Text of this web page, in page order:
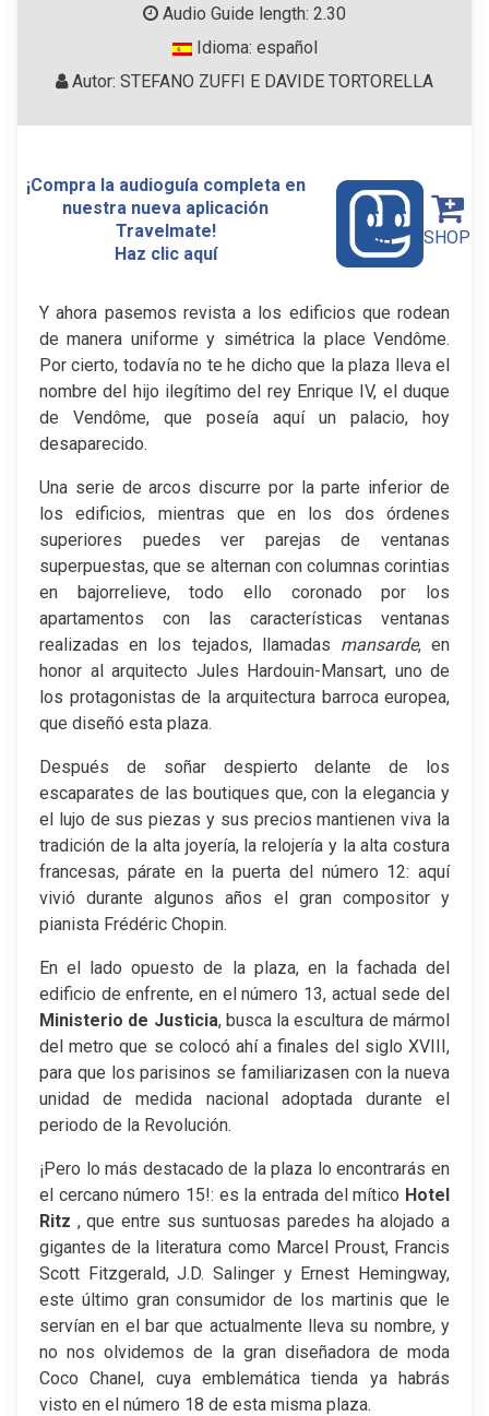
Audio Guide length: 2.30
Idioma: español
Autor: STEFANO ZUFFI E DAVIDE TORTORELLA
¡Compra la audioguía completa en
nuestra nueva aplicación
Travelmate!
Haz clic aquí
SHOP
Y ahora pasemos revista a los edificios que rodean
de manera uniforme y simétrica la place Vendôme.
Por cierto, todavía no te he dicho que la plaza lleva el
nombre del hijo ilegítimo del rey Enrique IV, el duque
de Vendôme, que poseía aquí un palacio, hoy
desaparecido.
Una serie de arcos discurre por la parte inferior de
los edificios, mientras que en los dos órdenes
superiores puedes ver parejas de ventanas
superpuestas, que se alternan con columnas corintias
en bajorrelieve, todo ello coronado por los
apartamentos con las características ventanas
realizadas en los tejados, llamadas mansarde, en
honor al arquitecto Jules Hardouin-Mansart, uno de
los protagonistas de la arquitectura barroca europea,
que diseñó esta plaza.
Después de soñar despierto delante de los
escaparates de las boutiques que, con la elegancia y
el lujo de sus piezas y sus precios mantienen viva la
tradición de la alta joyería, la relojería y la alta costura
francesas, párate en la puerta del número 12: aquí
vivió durante algunos años el gran compositor y
pianista Frédéric Chopin.
En el lado opuesto de la plaza, en la fachada del
edificio de enfrente, en el número 13, actual sede del
Ministerio de Justicia, busca la escultura de mármol
del metro que se colocó ahí a finales del siglo XVIII,
para que los parisinos se familiarizasen con la nueva
unidad de medida nacional adoptada durante el
periodo de la Revolución.
¡Pero lo más destacado de la plaza lo encontrarás en
el cercano número 15!: es la entrada del mítico Hotel
Ritz , que entre sus suntuosas paredes ha alojado a
gigantes de la literatura como Marcel Proust, Francis
Scott Fitzgerald, J.D. Salinger y Ernest Hemingway,
este último gran consumidor de los martinis que le
servían en el bar que actualmente lleva su nombre, y
no nos olvidemos de la gran diseñadora de moda
Coco Chanel, cuya emblemática tienda ya habrás
visto en el número 18 de esta misma plaza.